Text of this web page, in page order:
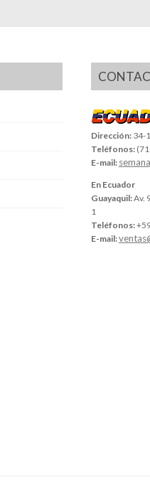
Dirección: 34-
Teléfonos:
E-mail:
En Ecuador
Guayaquil:Av.
1
Teléfonos:
E-mail: